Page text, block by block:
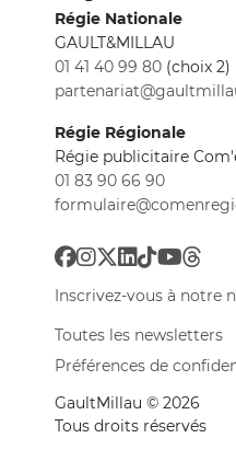
Régie Nationale
GAULT&MILLAU
01 41 40 99 80 (choix 2)
Régie Régionale
Régie publicitaire
01 83 90 66 90
Inscrivez-vous à notre
Toutes les newsletters
Préférences de
GaultMillau © 2026
Tous droits réservés